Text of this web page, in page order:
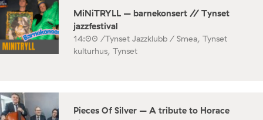
MiNiTRYLL – barnekonsert // Tynset
jazzfestival
14:00 /Tynset Jazzklubb / Smea, Tynset
kulturhus, Tynset
Pieces Of Silver – A tribute to Horace